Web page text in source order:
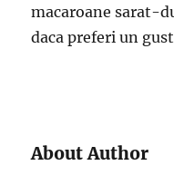
macaroane sarat-
daca preferi un
About Author